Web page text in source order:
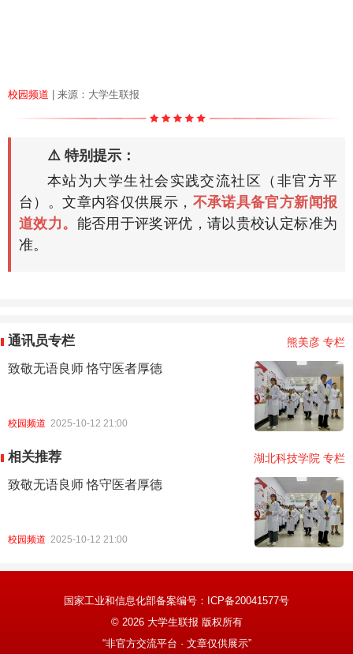
校园频道 | 来源：大学生联报
⚠️ 特别提示：
本站为大学生社会实践交流社区（非官方平
台）。文章内容仅供展示， 不承诺具备官方新闻报
道效力。 能否用于评奖评优，请以贵校认定标准为
准。
通讯员专栏 熊美彦 专栏
致敬无语良师 恪守医者厚德
校园频道 2025-10-12 21:00
相关推荐 湖北科技学院 专栏
致敬无语良师 恪守医者厚德
校园频道 2025-10-12 21:00
国家工业和信息化部备案编号： ICP备20041577号
© 2026大学生联报 版权所有
“非官方交流平台 · 文章仅供展示”